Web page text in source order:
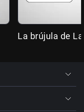
La brújula de